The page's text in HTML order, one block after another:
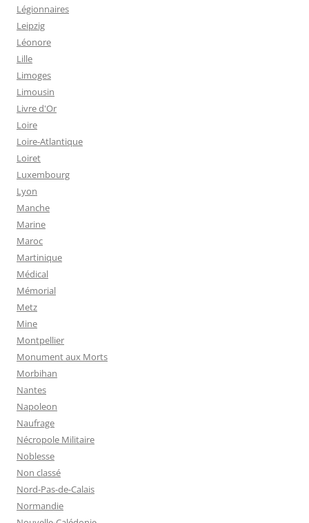
Légionnaires
Leipzig
Léonore
Lille
Limoges
Limousin
Livre d'Or
Loire
Loire-Atlantique
Loiret
Luxembourg
Lyon
Manche
Marine
Maroc
Martinique
Médical
Mémorial
Metz
Mine
Montpellier
Monument aux Morts
Morbihan
Nantes
Napoleon
Naufrage
Nécropole Militaire
Noblesse
Non classé
Nord-Pas-de-Calais
Normandie